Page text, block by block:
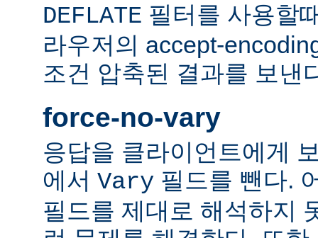
DEFLATE 필터를 사용할
라우저의 accept-
조건 압축된 결과를 보낸
force-no-vary
응답을 클라이언트에게
에서 Vary 필드를 뺀다.
필드를 제대로 해석하지